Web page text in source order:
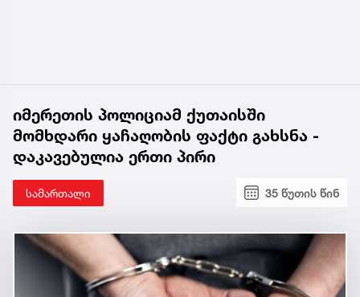
იმერეთის პოლიციამ ქუთაისში
მომხდარი ყაჩაღობის ფაქტი გახსნა -
დაკავებულია ერთი პირი
სამართალი 35 წუთის წინ